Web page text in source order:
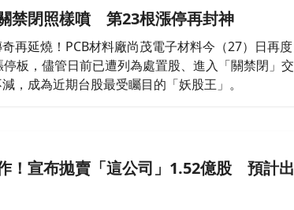
禁閉照樣噴 第23根漲停再封神
再延燒！PCB材料廠尚茂電子材料今（27）日再度
板，儘管日前已遭列為處置股、進入「關禁閉」交
，成為近期台股最受矚目的「妖股王」。
！宣布拋賣「這公司」1.52億股 預計出